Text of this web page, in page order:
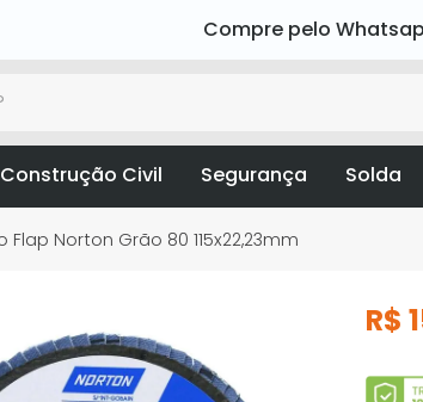
Compre pelo
Construção Civil Segurança Solda
Flap Norton Grão 80 115x22,23mm
R$